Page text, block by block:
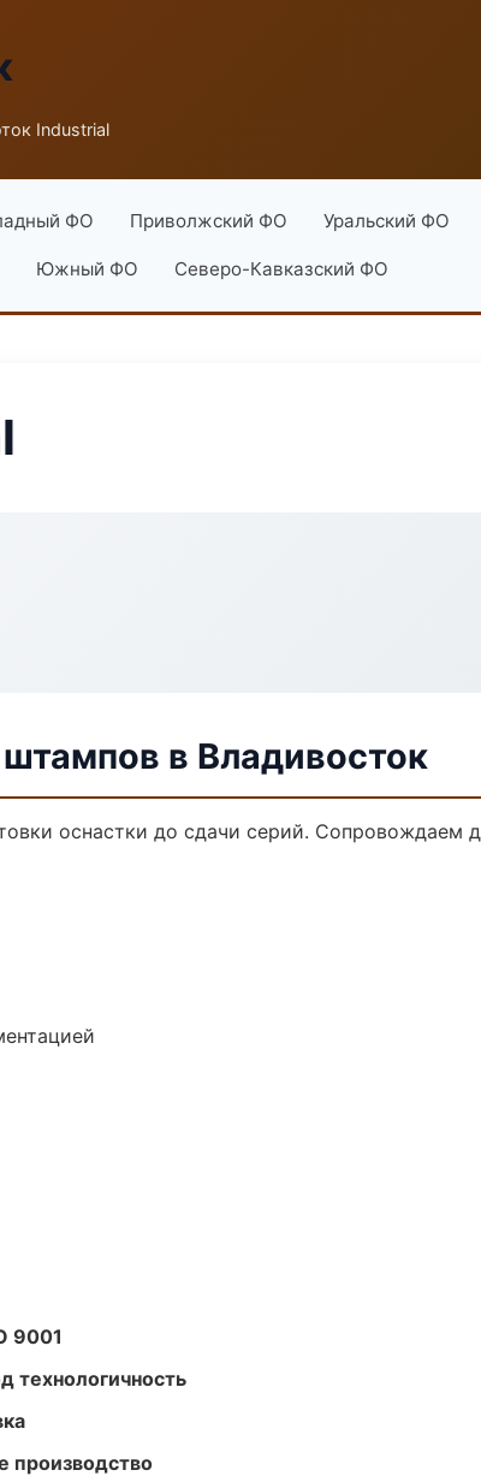
Industrial
ФО Приволжский ФО Уральский ФО
Южный ФО Северо-Кавказский ФО
в Владивосток
оснастки до сдачи серий. Сопровождаем
9001
технологичность
производство